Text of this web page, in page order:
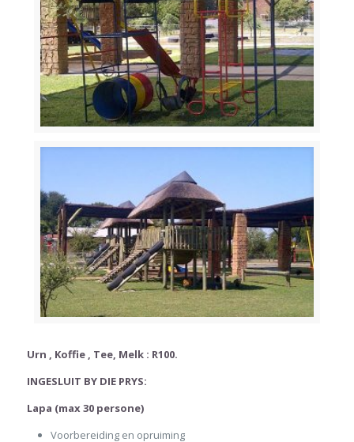
Urn , Koffie , Tee, Melk : R100.
INGESLUIT BY DIE PRYS:
Lapa (max 30 persone)
Voorbereiding en opruiming